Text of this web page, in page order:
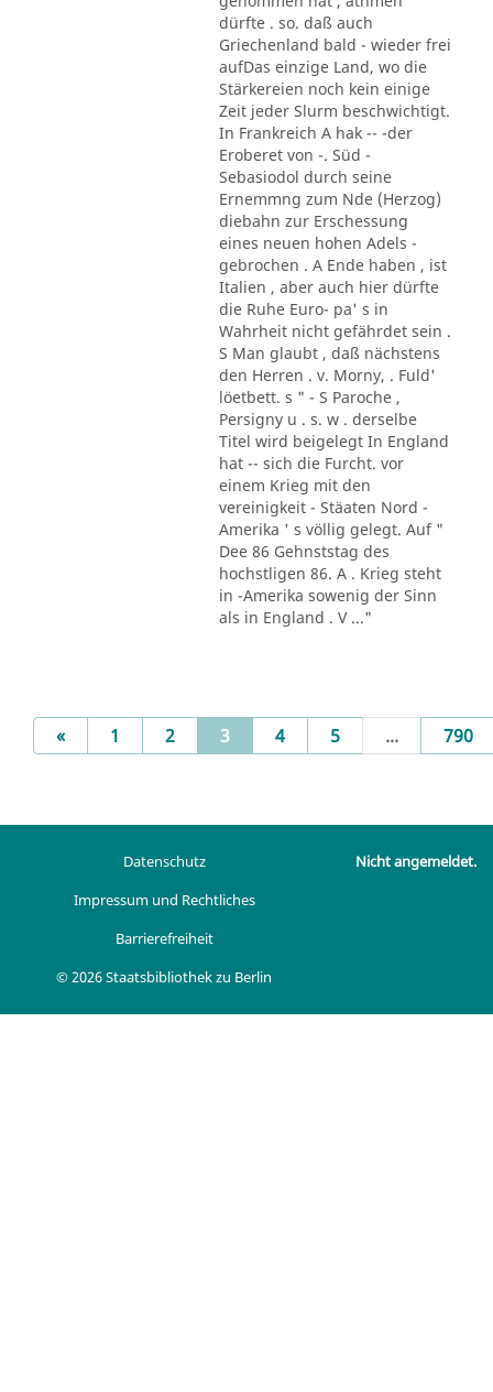
dürfte . so. daß auch
Griechenland bald - wieder frei
aufDas einzige Land, wo die
Stärkereien noch kein einige
Zeit jeder Slurm beschwichtigt.
In Frankreich A hak -- -der
Eroberet von -. Süd -
Sebasiodol durch seine
Ernemmng zum Nde (Herzog)
diebahn zur Erschessung
eines neuen hohen Adels -
gebrochen . A Ende haben , ist
Italien , aber auch hier dürfte
die Ruhe Euro- pa' s in
Wahrheit nicht gefährdet sein .
S Man glaubt , daß nächstens
den Herren . v. Morny, . Fuld'
löetbett. s " - S Paroche ,
Persigny u . s. w . derselbe
Titel wird beigelegt In England
hat -- sich die Furcht. vor
einem Krieg mit den
vereinigkeit - Stäaten Nord -
Amerika ' s völlig gelegt. Auf "
Dee 86 Gehnststag des
hochstligen 86. A . Krieg steht
in -Amerika sowenig der Sinn
als in England . V ..."
«Previous
1 2 3(current)
4 5 ... 790
Datenschutz
Impressum und Rechtliches
Barrierefreiheit
© 2026 Staatsbibliothek zu Berlin
Nicht angemeldet.